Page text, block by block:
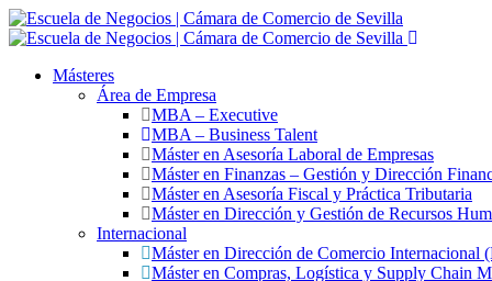
Másteres
Área de Empresa
MBA – Executive
MBA – Business Talent
Máster en Asesoría Laboral de Empresas
Máster en Finanzas – Gestión y Dirección
Máster en Asesoría Fiscal y Práctica Tributaria
Máster en Dirección y Gestión de Recursos
Internacional
Máster en Dirección de Comercio Internacional
Máster en Compras, Logística y Supply Chain